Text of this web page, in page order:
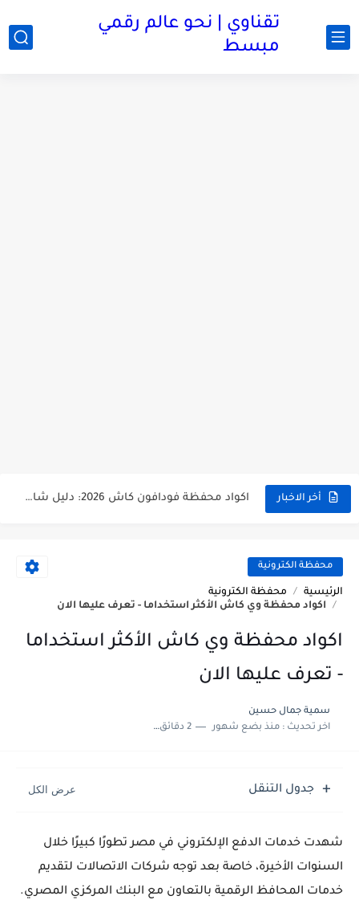
تقناوي | نحو عالم رقمي
مبسط
أخر الاخبار اكواد محفظة فودافون كاش 2026: دليل شامل من التفعيل حتى السحب من atm - تقناوي
تجربة شراء من موقع تيمو temu مصر - تقناوي محفظة الكترونية
الرئيسية
محفظة الكترونية
اكواد محفظة وي كاش الأكثر استخداما - تعرف عليها الان
اكواد محفظة وي كاش الأكثر استخداما
- تعرف عليها الان
سمية جمال حسين
اخر تحديث :منذ بضع شهور 2 دقائق للقراءة
جدول التنقل
شهدت خدمات الدفع الإلكتروني في مصر تطورًا كبيرًا خلال
السنوات الأخيرة، خاصة بعد توجه شركات الاتصالات لتقديم
خدمات المحافظ الرقمية بالتعاون مع البنك المركزي المصري.